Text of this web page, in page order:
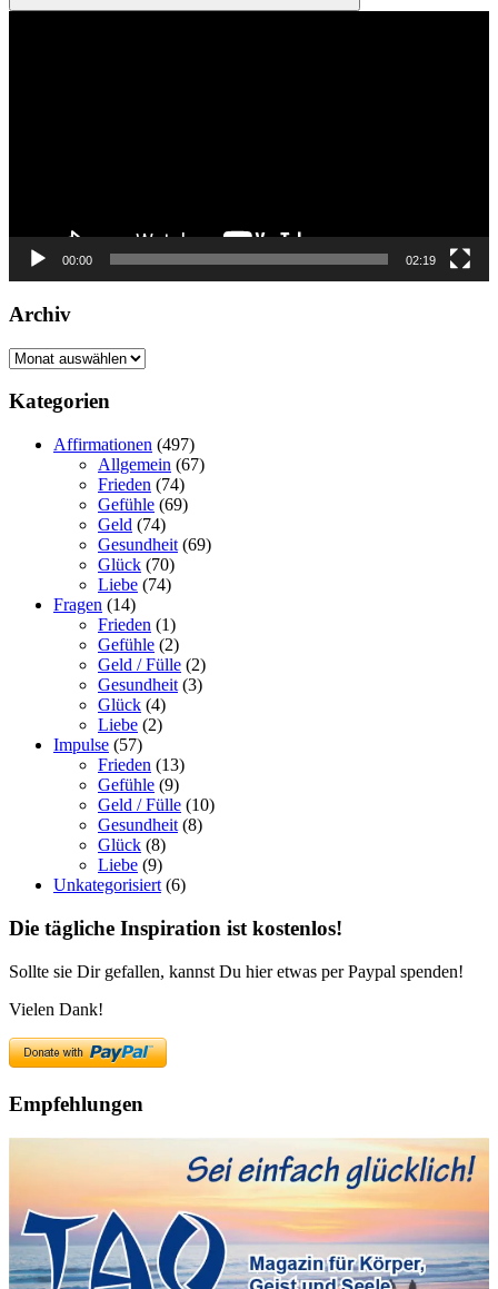
Suchen
00:00 02:19
Archiv
Archiv
Kategorien
Affirmationen (497)
Allgemein (67)
Frieden (74)
Gefühle (69)
Geld (74)
Gesundheit (69)
Glück (70)
Liebe (74)
Fragen (14)
Frieden (1)
Gefühle (2)
Geld / Fülle (2)
Gesundheit (3)
Glück (4)
Liebe (2)
Impulse (57)
Frieden (13)
Gefühle (9)
Geld / Fülle (10)
Gesundheit (8)
Glück (8)
Liebe (9)
Unkategorisiert (6)
Die tägliche Inspiration ist kostenlos!
Sollte sie Dir gefallen, kannst Du hier etwas per Paypal spenden!
Vielen Dank!
Empfehlungen